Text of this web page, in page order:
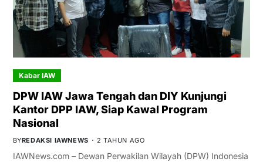
Kabar IAW
DPW IAW Jawa Tengah dan DIY Kunjungi
Kantor DPP IAW, Siap Kawal Program
Nasional
BYREDAKSI IAWNEWS 2 TAHUN AGO
IAWNews.com – Dewan Perwakilan Wilayah (DPW) Indonesia